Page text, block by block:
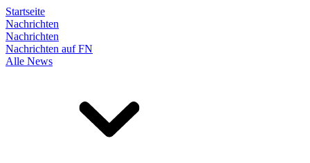
Startseite
Nachrichten
Nachrichten
Nachrichten auf FN
Alle News